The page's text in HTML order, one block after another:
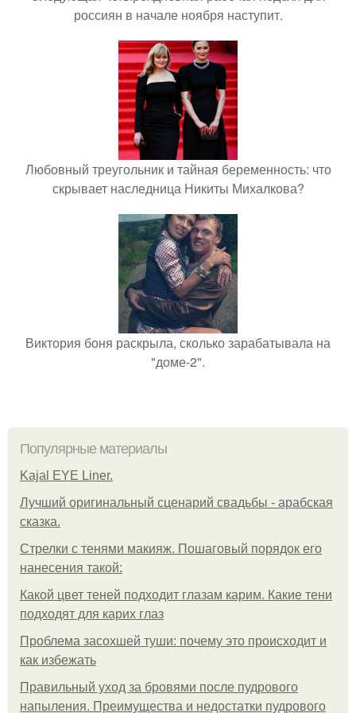
россиян в начале ноября наступит.
Любовный треугольник и тайная беременность: что
скрывает наследница Никиты Михалкова?
Виктория боня раскрыла, сколько зарабатывала на
"доме-2".
Популярные материалы
Kajal EYE Liner.
Лучший оригинальный сценарий свадьбы - арабская
сказка.
Стрелки с тенями макияж. Пошаговый порядок его
нанесения такой:
Какой цвет теней подходит глазам карим. Какие тени
подходят для карих глаз
Проблема засохшей туши: почему это происходит и
как избежать
Правильный уход за бровями после пудрового
напыления. Преимущества и недостатки пудрового